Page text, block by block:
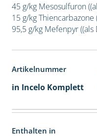
45 g/kg Mesosulfuron
15 g/kg Thiencarbazone
95,5 g/kg Mefenpyr
Artikelnummer
in Incelo Komplett
Enthalten in